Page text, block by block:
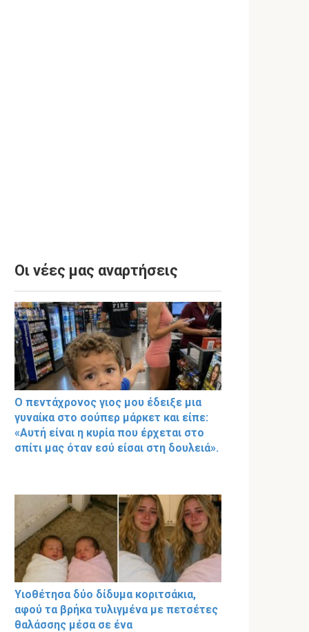
Οι νέες μας αναρτήσεις
Ο πεντάχρονος γιος μου έδειξε μια
γυναίκα στο σούπερ μάρκετ και είπε:
«Αυτή είναι η κυρία που έρχεται στο
σπίτι μας όταν εσύ είσαι στη δουλειά».
Υιοθέτησα δύο δίδυμα κοριτσάκια,
αφού τα βρήκα τυλιγμένα με πετσέτες
θαλάσσης μέσα σε ένα